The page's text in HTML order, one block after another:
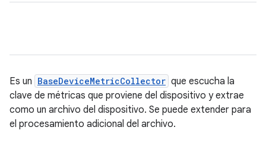
Es un BaseDeviceMetricCollector que escucha la
clave de métricas que proviene del dispositivo y extrae
como un archivo del dispositivo. Se puede extender para
el procesamiento adicional del archivo.